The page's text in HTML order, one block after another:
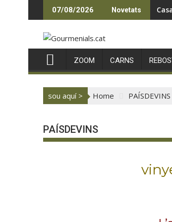
to
07/08/2026 Novetats
ZOOM CARNS
sou aquí > Home PAÍSDEVINS
PAÍSDEVINS